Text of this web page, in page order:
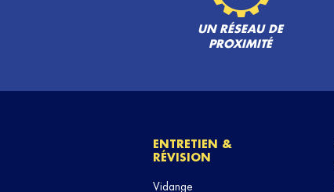
94130 NOGENT SUR MARNE
Fermé actuellement
UN RÉSEAU DE
PROXIMITÉ
ENTRETIEN &
RÉVISION
Vidange